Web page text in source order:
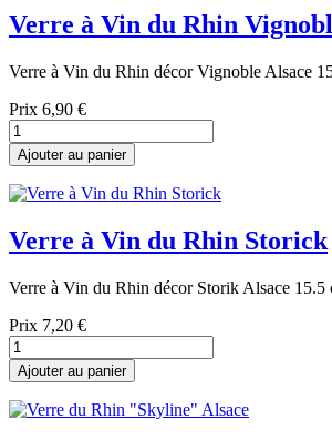
Verre à Vin du Rhin
Verre à Vin du Rhin décor Vignoble Alsace
Prix 6,90 €
Ajouter au panier
Verre à Vin du Rhin Storick
Verre à Vin du Rhin décor Storik Alsace 15.5
Prix 7,20 €
Ajouter au panier